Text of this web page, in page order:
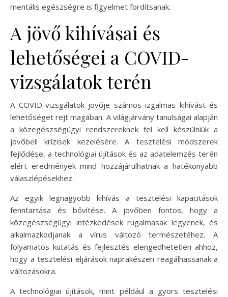
mentális egészségre is figyelmet fordítsanak.
A jövő kihívásai és
lehetőségei a COVID-
vizsgálatok terén
A COVID-vizsgálatok jövője számos izgalmas kihívást és
lehetőséget rejt magában. A világjárvány tanulságai alapján
a közegészségügyi rendszereknek fel kell készülniük a
jövőbeli krízisek kezelésére. A tesztelési módszerek
fejlődése, a technológiai újítások és az adatelemzés terén
elért eredmények mind hozzájárulhatnak a hatékonyabb
válaszlépésekhez.
Az egyik legnagyobb kihívás a tesztelési kapacitások
fenntartása és bővítése. A jövőben fontos, hogy a
közegészségügyi intézkedések rugalmasak legyenek, és
alkalmazkodjanak a vírus változó természetéhez. A
folyamatos kutatás és fejlesztés elengedhetetlen ahhoz,
hogy a tesztelési eljárások naprakészen reagálhassanak a
változásokra.
A technológiai újítások, mint például a gyors tesztelési